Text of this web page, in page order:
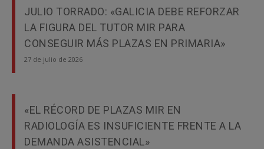
JULIO TORRADO: «GALICIA DEBE REFORZAR
LA FIGURA DEL TUTOR MIR PARA
CONSEGUIR MÁS PLAZAS EN PRIMARIA»
27 de julio de 2026
«EL RÉCORD DE PLAZAS MIR EN
RADIOLOGÍA ES INSUFICIENTE FRENTE A LA
DEMANDA ASISTENCIAL»